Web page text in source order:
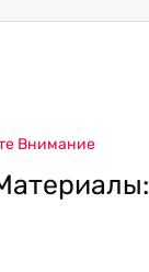
Внимание